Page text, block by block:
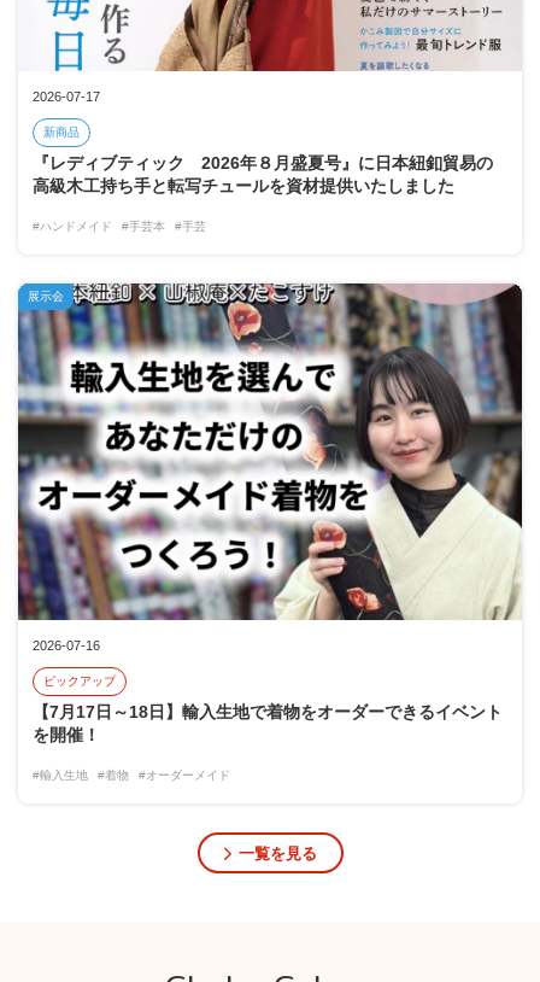
2026-07-17
新商品
『レディブティック 2026年８月盛夏号』に日本紐釦貿易の
高級木工持ち手と転写チュールを資材提供いたしました
#ハンドメイド #手芸本 #手芸
2026-07-16
ピックアップ
【7月17日～18日】輸入生地で着物をオーダーできるイベント
を開催！
#輸入生地 #着物 #オーダーメイド
展示会
一覧を見る